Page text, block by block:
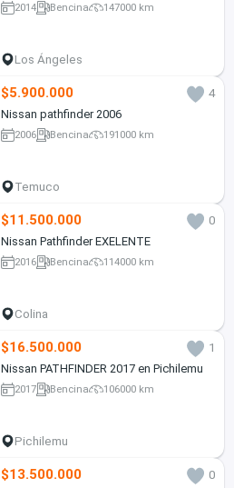
2014 Bencina 147000 km
Los Ángeles
$5.900.000
4
Nissan pathfinder 2006
2006 Bencina 191000 km
Temuco
$11.500.000
0
Nissan Pathfinder EXELENTE
2016 Bencina 114000 km
Colina
$16.500.000
1
Nissan PATHFINDER 2017 en Pichilemu
2017 Bencina 106000 km
Pichilemu
$13.500.000
0